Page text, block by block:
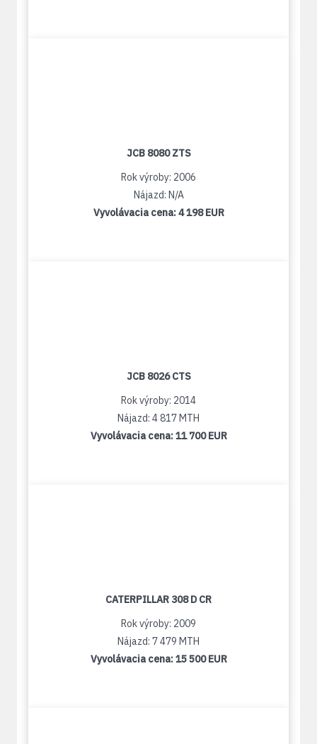
JCB 8080 ZTS
Rok výroby: 2006
Nájazd: N/A
Vyvolávacia cena:4 198 EUR
JCB 8026 CTS
Rok výroby: 2014
Nájazd: 4 817 MTH
Vyvolávacia cena:11 700 EUR
CATERPILLAR 308 D CR
Rok výroby: 2009
Nájazd: 7 479 MTH
Vyvolávacia cena:15 500 EUR